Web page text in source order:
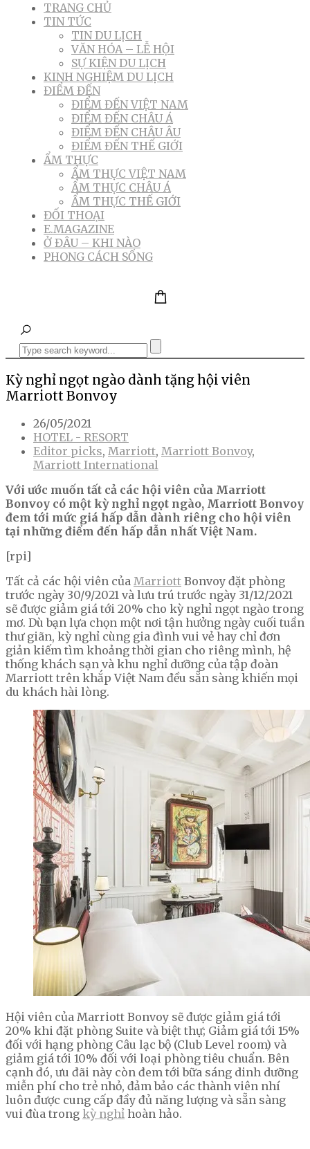
TRANG CHỦ
TIN TỨC
TIN DU LỊCH
VĂN HÓA – LỄ HỘI
SỰ KIỆN DU LỊCH
KINH NGHIỆM DU LỊCH
ĐIỂM ĐẾN
ĐIỂM ĐẾN VIỆT NAM
ĐIỂM ĐẾN CHÂU Á
ĐIỂM ĐẾN CHÂU ÂU
ĐIỂM ĐẾN THẾ GIỚI
ẨM THỰC
ẨM THỰC VIỆT NAM
ẨM THỰC CHÂU Á
ẨM THỰC THẾ GIỚI
ĐỐI THOẠI
E.MAGAZINE
Ở ĐÂU – KHI NÀO
PHONG CÁCH SỐNG
Kỳ nghỉ ngọt ngào dành tặng hội viên
Marriott Bonvoy
26/05/2021
HOTEL - RESORT
Editor picks, Marriott, Marriott Bonvoy,
Marriott International
Với ước muốn tất cả các hội viên của Marriott
Bonvoy có một kỳ nghỉ ngọt ngào, Marriott Bonvoy
đem tới mức giá hấp dẫn dành riêng cho hội viên
tại những điểm đến hấp dẫn nhất Việt Nam.
[rpi]
Tất cả các hội viên của Marriott Bonvoy đặt phòng
trước ngày 30/9/2021 và lưu trú trước ngày 31/12/2021
sẽ được giảm giá tới 20% cho kỳ nghỉ ngọt ngào trong
mơ. Dù bạn lựa chọn một nơi tận hưởng ngày cuối tuần
thư giãn, kỳ nghỉ cùng gia đình vui vẻ hay chỉ đơn
giản kiếm tìm khoảng thời gian cho riêng mình, hệ
thống khách sạn và khu nghỉ dưỡng của tập đoàn
Marriott trên khắp Việt Nam đều sẵn sàng khiến mọi
du khách hài lòng.
Hội viên của Marriott Bonvoy sẽ được giảm giá tới
20% khi đặt phòng Suite và biệt thự; Giảm giá tới 15%
đối với hạng phòng Câu lạc bộ (Club Level room) và
giảm giá tới 10% đối với loại phòng tiêu chuẩn. Bên
cạnh đó, ưu đãi này còn đem tới bữa sáng dinh dưỡng
miễn phí cho trẻ nhỏ, đảm bảo các thành viên nhí
luôn được cung cấp đầy đủ năng lượng và sẵn sàng
vui đùa trong kỳ nghỉ hoàn hảo.